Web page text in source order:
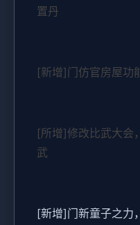
置丹
[新增]门仿官房屋功
[所增]修改比武大会
武
[新增]门新童子之力